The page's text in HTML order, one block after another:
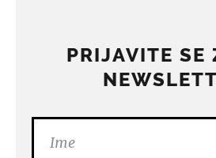
PRIJAVITE SE